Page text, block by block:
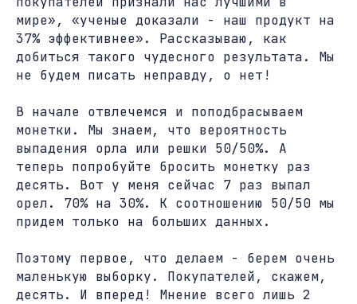
мире», «ученые доказали - наш продукт на
37% эффективнее». Рассказываю, как
добиться такого чудесного результата. Мы
не будем писать неправду, о нет!
В начале отвлечемся и поподбрасываем
монетки. Мы знаем, что вероятность
выпадения орла или решки 50/50%. А
теперь попробуйте бросить монетку раз
десять. Вот у меня сейчас 7 раз выпал
орел. 70% на 30%. К соотношению 50/50 мы
придем только на больших данных.
Поэтому первое, что делаем - берем очень
маленькую выборку. Покупателей, скажем,
десять. И вперед! Мнение всего лишь 2